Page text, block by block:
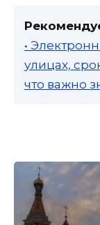
•
улицах,
что важно